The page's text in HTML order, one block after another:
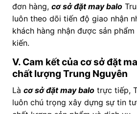
đơn hàng, cơ sở đặt may balo
luôn theo dõi tiến độ giao nhận
khách hàng nhận được sản
kiến.
V. Cam kết của cơ sở đặt
chất lượng Trung Nguyên
Là cơ sở đặt may balotrực tiếp,
luôn chú trọng xây dựng sự tin